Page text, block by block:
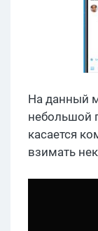
На данный
небольшой
касается
взимать